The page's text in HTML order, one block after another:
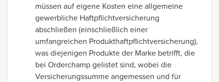
müssen auf eigene Kosten eine allgemeine
gewerbliche Haftpflichtversicherung
abschließen (einschließlich einer
umfangreichen Produkthaftpflichtversicherung),
was diejenigen Produkte der Marke betrifft, die
bei Orderchamp gelistet sind, wobei die
Versicherungssumme angemessen und für